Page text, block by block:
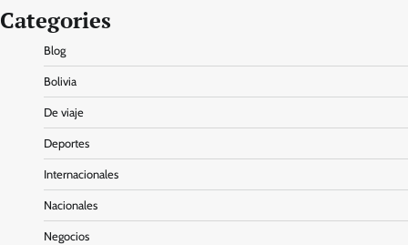
Categories
Blog
Bolivia
De viaje
Deportes
Internacionales
Nacionales
Negocios